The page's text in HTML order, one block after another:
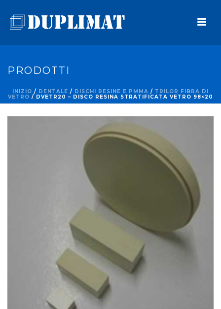
PRODOTTI
INIZIO / DENTALE / DISCHI RESINE E PMMA / TRILOR FIBRA DI
VETRO / DVETR20 – DISCO RESINA STRATIFICATA VETRO 98×20